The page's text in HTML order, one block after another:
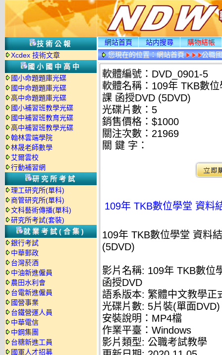
技術公報
Xcdex 技術文章
國小國中高中
國小命題題庫光碟
國中命題題庫光碟
高中命題題庫光碟
國小補習班教學光碟
國中補習班教育光碟
高中補習班教學光碟
翰林雲端學院
林晟老師數學
艾爾雲校
行動補習網
研究所考試
理工研究所(單科)
商管研究所(單科)
文科藝術傳播(單科)
研究所考試(套裝)
就業考試(合集)
銀行考試
中華郵政
台灣菸酒
中油新進僱員
農田水利會
台電新進僱員
國營事業
台鐵營運人員
中華電信
中鋼集團
台糖新進工員
國軍人才招募
網站首頁 站内搜尋
購物結帳
您現在的位置：網站首頁
公職
光碟詳情
軟體編號：DVD_0901-5
軟體名稱：109年 TKB數
課 函授DVD (5DVD)
光碟片數：5
銷售價格：$1000
關注次數： 21969
關 鍵 字：
109年 TKB數位學堂 資料
109年 TKB數位學堂 資料
(5DVD)
影片名稱: 109年 TKB數位
函授DVD
語系版本: 繁體中文教學正
光碟片數: 5片裝(單面DVD)
安裝說明：MP4檔
作業平臺：Windows
影片類型: 公職考試教學